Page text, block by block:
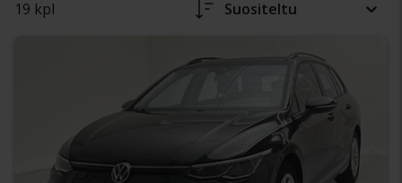
19 kpl Suositeltu